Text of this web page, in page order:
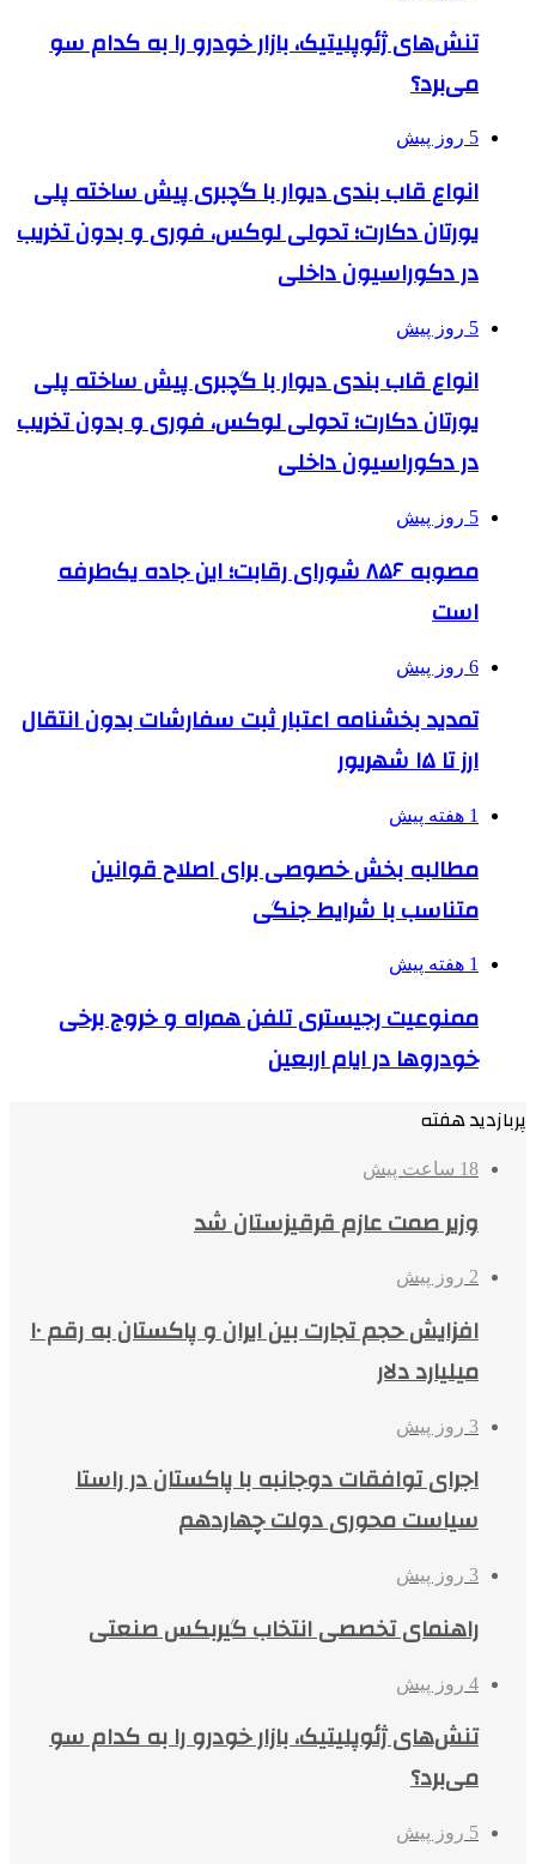
تنش‌های ژئوپلیتیک، بازار خودرو را به کدام سو
می‌برد؟
5 روز پیش
انواع قاب بندی دیوار با گچبری پیش ساخته پلی
یورتان دکارت؛ تحولی لوکس، فوری و بدون تخریب
در دکوراسیون داخلی
5 روز پیش
انواع قاب بندی دیوار با گچبری پیش ساخته پلی
یورتان دکارت؛ تحولی لوکس، فوری و بدون تخریب
در دکوراسیون داخلی
5 روز پیش
مصوبه ۸۵۶ شورای رقابت؛ این جاده یک‌طرفه
است
6 روز پیش
تمدید بخشنامه اعتبار ثبت سفارشات بدون انتقال
ارز تا ۱۵ شهریور
1 هفته پیش
مطالبه بخش خصوصی برای اصلاح قوانین
متناسب با شرایط جنگی
1 هفته پیش
ممنوعیت رجیستری تلفن همراه و خروج برخی
خودروها در ایام اربعین
پربازدید هفته
18 ساعت پیش
وزیر صمت عازم قرقیزستان شد
2 روز پیش
افزایش حجم تجارت بین ایران و پاکستان به رقم ۱۰
میلیارد دلار
3 روز پیش
اجرای توافقات دوجانبه با پاکستان در راستا
سیاست محوری دولت چهاردهم
3 روز پیش
راهنمای تخصصی انتخاب گیربکس صنعتی
4 روز پیش
تنش‌های ژئوپلیتیک، بازار خودرو را به کدام سو
می‌برد؟
5 روز پیش